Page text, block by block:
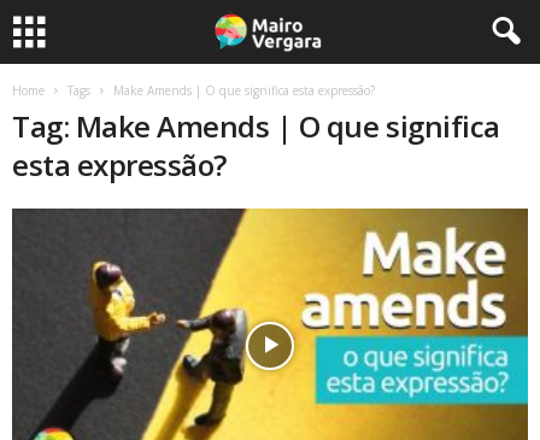
Home Tags Make Amends | O que significa esta expressão?
Tag: Make Amends | O que significa
esta expressão?